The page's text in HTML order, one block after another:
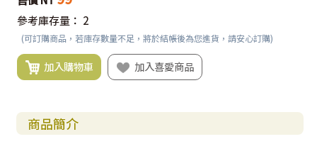
參考庫存量： 2
(可訂購商品，若庫存數量不足，將於結帳後為您進貨，請安心訂購)
加入購物車 加入喜愛商品
商品簡介